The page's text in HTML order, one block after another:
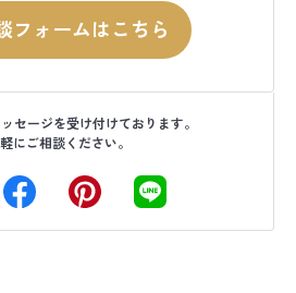
フォームはこちら
セージを受け付けております。
にご相談ください。